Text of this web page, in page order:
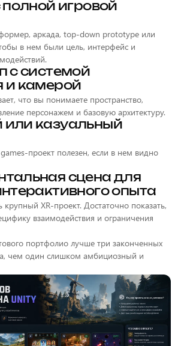
полной игровой
аркада, top-down prototype или
в нем были цель, интерфейс и
с системой
и камерой
что вы понимаете пространство,
персонажем и базовую архитектуру.
казуальный
проект полезен, если в нем видно
сцена для
опыта
крупный XR-проект. Достаточно показать,
взаимодействия и ограничения
портфолио лучше три законченных
чем один слишком амбициозный и